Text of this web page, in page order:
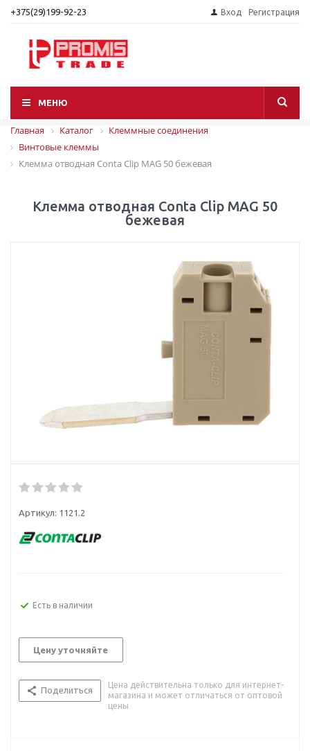
+375(29)199-92-23 Вход Регистрация
МЕНЮ
Главная Каталог
Клеммные соединения
Винтовые клеммы
Клемма отводная Conta Clip MAG 50 бежевая
Клемма отводная Conta Clip MAG 50
бежевая
Артикул: 1121.2
Есть в наличии
Цену уточняйте
Поделиться
Цена действительна только для интернет-
магазина и может отличаться от оптовой
цены